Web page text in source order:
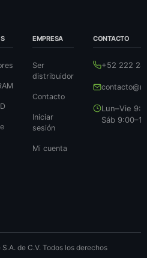
EMPRESA
Ser
distribuidor
Contacto
Iniciar
sesión
Mi cuenta
CONTACTO
+52 222
Lun–Vie
Sáb
de C.V. Todos los derechos